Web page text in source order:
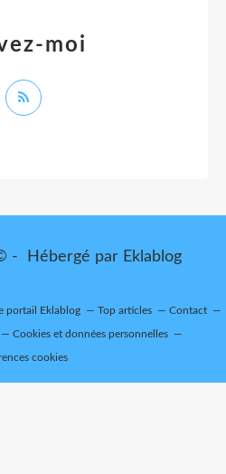
moi
- Hébergé par Eklablog
portail Eklablog Top articles Contact
Cookies et données personnelles
cookies